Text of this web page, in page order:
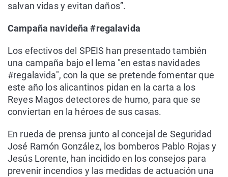
salvan vidas y evitan daños”.
Campaña navideña #regalavida
Los efectivos del SPEIS han presentado también
una campaña bajo el lema "en estas navidades
#regalavida", con la que se pretende fomentar que
este año los alicantinos pidan en la carta a los
Reyes Magos detectores de humo, para que se
conviertan en la héroes de sus casas.
En rueda de prensa junto al concejal de Seguridad
José Ramón González, los bomberos Pablo Rojas y
Jesús Lorente, han incidido en los consejos para
prevenir incendios y las medidas de actuación una